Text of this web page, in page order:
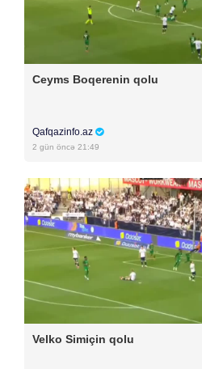
Ceyms Boqerenin qolu
Qafqazinfo.az
2 gün öncə 21:49
Velko Simiçin qolu